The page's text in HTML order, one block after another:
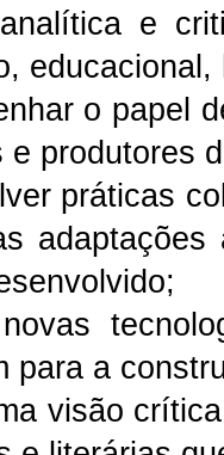
e
o papel
e produtores
práticas
para a
visão